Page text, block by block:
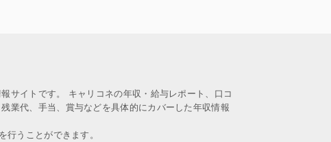
サイトです。 キャリコネの年収・給与レポート、口コ
業代、手当、賞与などを具体的にカバーした年収情報
うことができます。